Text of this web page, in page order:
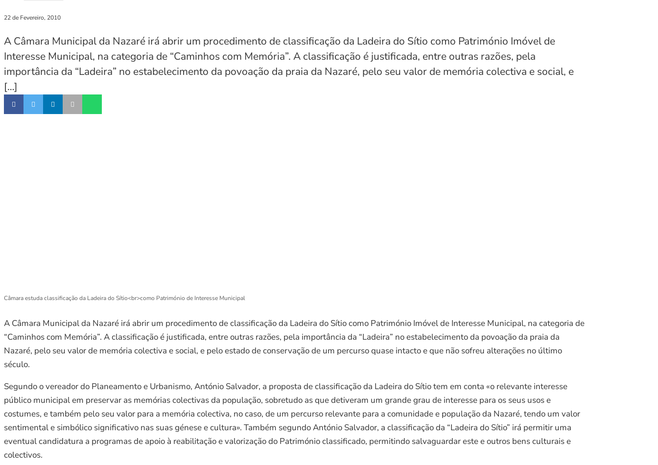
22 de Fevereiro, 2010
A Câmara Municipal da Nazaré irá abrir um procedimento de classificação da Ladeira do Sítio como Património Imóvel de
Interesse Municipal, na categoria de “Caminhos com Memória”. A classificação é justificada, entre outras razões, pela
importância da “Ladeira” no estabelecimento da povoação da praia da Nazaré, pelo seu valor de memória colectiva e social, e
[…]
Câmara estuda classificação da Ladeira do Sítio<br>como Património de Interesse Municipal
A Câmara Municipal da Nazaré irá abrir um procedimento de classificação da Ladeira do Sítio como Património Imóvel de Interesse Municipal, na categoria de
“Caminhos com Memória”. A classificação é justificada, entre outras razões, pela importância da “Ladeira” no estabelecimento da povoação da praia da
Nazaré, pelo seu valor de memória colectiva e social, e pelo estado de conservação de um percurso quase intacto e que não sofreu alterações no último
século.
Segundo o vereador do Planeamento e Urbanismo, António Salvador, a proposta de classificação da Ladeira do Sítio tem em conta «o relevante interesse
público municipal em preservar as memórias colectivas da população, sobretudo as que detiveram um grande grau de interesse para os seus usos e
costumes, e também pelo seu valor para a memória colectiva, no caso, de um percurso relevante para a comunidade e população da Nazaré, tendo um valor
sentimental e simbólico significativo nas suas génese e cultura». Também segundo António Salvador, a classificação da “Ladeira do Sítio” irá permitir uma
eventual candidatura a programas de apoio à reabilitação e valorização do Património classificado, permitindo salvaguardar este e outros bens culturais e
colectivos.